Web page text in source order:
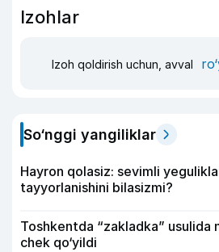
Izohlar
Izoh qoldirish uchun, avval
So‘nggi yangiliklar
Hayron qolasiz: sevimli
tayyorlanishini bilasizmi?
Toshkentda “zakladka”
chek qo‘yildi